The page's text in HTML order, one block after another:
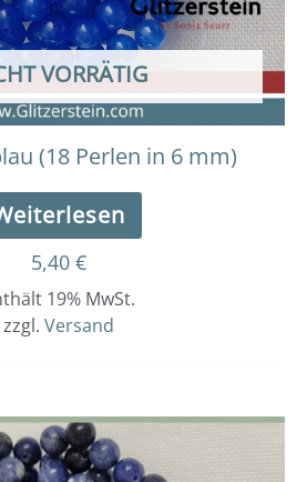
VORRÄTIG
(18 Perlen in 6 mm)
5,40 €
19% MwSt.
zzgl. Versand